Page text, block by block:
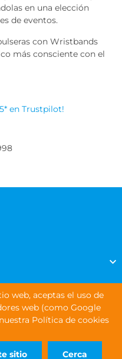
en una elección
de eventos.
con Wristbands
más consciente con el
en Trustpilot!
EUROPE LTD
web, aceptas el uso de
web (como Google
Política de cookies
sitio Cerca